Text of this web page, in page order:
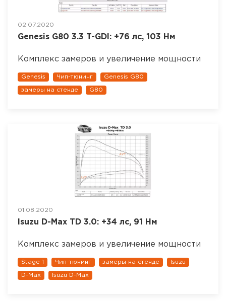
02.07.2020
Genesis G80 3.3 T-GDI: +76 лс, 103 Нм
Комплекс замеров и увеличение мощности
Genesis Чип-тюнинг Genesis G80
замеры на стенде G80
01.08.2020
Isuzu D-Max TD 3.0: +34 лс, 91 Нм
Комплекс замеров и увеличение мощности
Stage 1 Чип-тюнинг замеры на стенде Isuzu
D-Max Isuzu D-Max